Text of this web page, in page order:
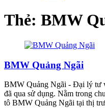
Thẻ: BMW
BMW Quảng Ngãi
BMW Quảng Ngãi - Đại lý tư
đã qua sử dụng. Nằm trong
tô BMW Quảng Ngãi tại thị